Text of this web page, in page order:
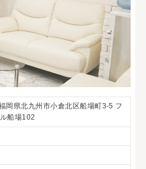
岡県北九州市小倉北区船場町3-5 フ
船場102